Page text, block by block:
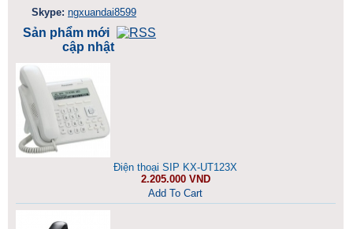
Skype: ngxuandai8599
Sản phẩm mới
cập nhật
Điện thoại SIP KX-UT123X
2.205.000 VND
Add To Cart